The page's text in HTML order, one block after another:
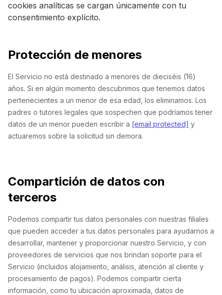
cookies analíticas se cargan únicamente con tu
consentimiento explícito.
Protección de menores
El Servicio no está destinado a menores de dieciséis (16)
años. Si en algún momento descubrimos que tenemos datos
pertenecientes a un menor de esa edad, los eliminamos. Los
padres o tutores legales que sospechen que podríamos tener
datos de un menor pueden escribir a [email protected] y
actuaremos sobre la solicitud sin demora.
Compartición de datos con
terceros
Podemos compartir tus datos personales con nuestras filiales
que pueden acceder a tus datos personales para ayudarnos a
desarrollar, mantener y proporcionar nuestro Servicio, y con
proveedores de servicios que nos brindan soporte para el
Servicio (incluidos alojamiento, análisis, atención al cliente y
procesamiento de pagos). Podemos compartir cierta
información, como tu ubicación aproximada, datos de